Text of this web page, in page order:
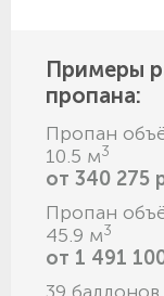
Примеры
пропана:
Пропан
10.5 м3
от 340 275
Пропан
45.9 м3
от 1 491